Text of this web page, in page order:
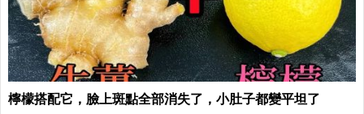
檸檬搭配它，臉上斑點全部消失了，小肚子都變平坦了